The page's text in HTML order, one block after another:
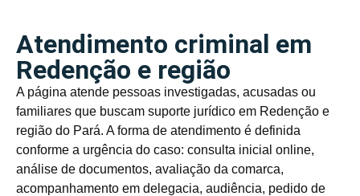
Atendimento criminal em
Redenção e região
A página atende pessoas investigadas, acusadas ou
familiares que buscam suporte jurídico em Redenção e
região do Pará. A forma de atendimento é definida
conforme a urgência do caso: consulta inicial online,
análise de documentos, avaliação da comarca,
acompanhamento em delegacia, audiência, pedido de